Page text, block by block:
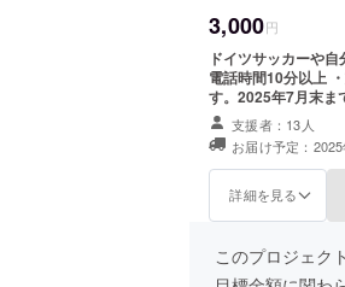
3,000円
ドイツサッカーや
電話時間10分以上
す。2025年7月末ま
す。支援者：13人
お届け予定：
詳細を見る
このプロジェク